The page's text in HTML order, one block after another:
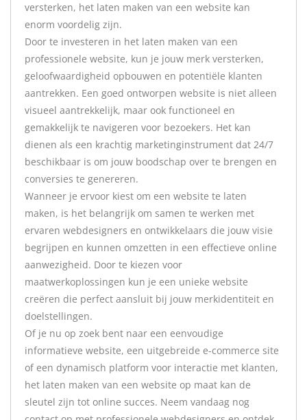
versterken, het laten maken van een website kan
enorm voordelig zijn.
Door te investeren in het laten maken van een
professionele website, kun je jouw merk versterken,
geloofwaardigheid opbouwen en potentiële klanten
aantrekken. Een goed ontworpen website is niet alleen
visueel aantrekkelijk, maar ook functioneel en
gemakkelijk te navigeren voor bezoekers. Het kan
dienen als een krachtig marketinginstrument dat 24/7
beschikbaar is om jouw boodschap over te brengen en
conversies te genereren.
Wanneer je ervoor kiest om een website te laten
maken, is het belangrijk om samen te werken met
ervaren webdesigners en ontwikkelaars die jouw visie
begrijpen en kunnen omzetten in een effectieve online
aanwezigheid. Door te kiezen voor
maatwerkoplossingen kun je een unieke website
creëren die perfect aansluit bij jouw merkidentiteit en
doelstellingen.
Of je nu op zoek bent naar een eenvoudige
informatieve website, een uitgebreide e-commerce site
of een dynamisch platform voor interactie met klanten,
het laten maken van een website op maat kan de
sleutel zijn tot online succes. Neem vandaag nog